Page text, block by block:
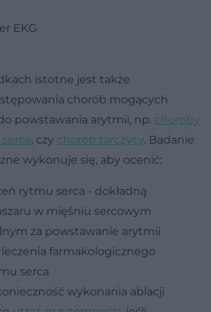
EKG
istotne jest także
chorób mogących
powstawania arytmii, np. choroby
, czy chorób tarczycy. Badanie
wykonuje się, aby ocenić:
rytmu serca - dokładną
w mięśniu sercowym
za powstawanie arytmii
farmakologicznego
serca
wykonania ablacji